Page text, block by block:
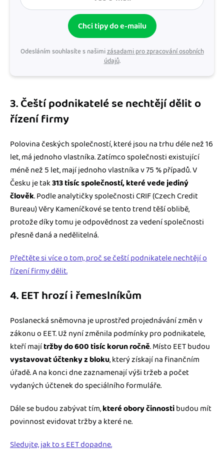
Chci tipy do e-mailu
Odesláním souhlasíte s našimizásadami pro zpracování osobních
údajů.
3. Čeští podnikatelé se nechtějí dělit o
řízení firmy
Polovina českých společností, které jsou na trhu déle než 16
let, má jednoho vlastníka. Zatímco společnosti existující
méně než 5 let, mají jednoho vlastníka v 75 % případů. V
Česku je tak313 tisíc společností, které vede jediný
člověk. Podle analytičky společnosti CRIF (Czech Credit
Bureau) Věry Kameníčkové se tento trend těší oblibě,
protože díky tomu je odpovědnost za vedení společnosti
přesně daná a nedělitelná.
Přečtěte si více o tom, proč se čeští podnikatele nechtějí o
řízení firmy dělit.
4. EET hrozí i řemeslníkům
Poslanecká sněmovna je uprostřed projednávání změn v
zákonu o EET. Už nyní změnila podmínky pro podnikatele,
kteří majítržby do 600 tisíc korun ročně. Místo EET budou
vystavovat účtenky z bloku, který získají na finančním
úřadě. A na konci dne zaznamenají výši tržeb a počet
vydaných účtenek do speciálního formuláře.
Dále se budou zabývat tím,které obory činnostibudou mít
povinnost evidovat tržby a které ne.
Sledujte, jak to s EET dopadne.